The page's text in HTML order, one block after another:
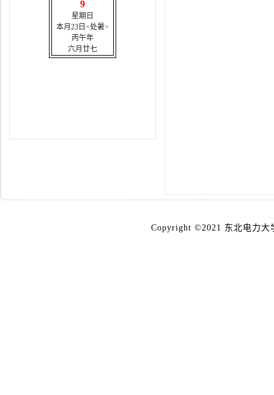
9
星期日
本月23日<处暑>
丙午年
六月廿七
Copyright ©2021 东北电力大